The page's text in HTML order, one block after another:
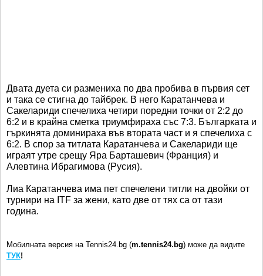
Двата дуета си размениха по два пробива в първия сет
и така се стигна до тайбрек. В него Каратанчева и
Сакелариди спечелиха четири поредни точки от 2:2 до
6:2 и в крайна сметка триумфираха със 7:3. Българката и
гъркинята доминираха във втората част и я спечелиха с
6:2. В спор за титлата Каратанчева и Сакелариди ще
играят утре срещу Яра Барташевич (Франция) и
Алевтина Ибрагимова (Русия).
Лиа Каратанчева има пет спечелени титли на двойки от
турнири на ITF за жени, като две от тях са от тази
година.
Мобилната версия на Tennis24.bg (m.tennis24.bg) може да видите
ТУК!